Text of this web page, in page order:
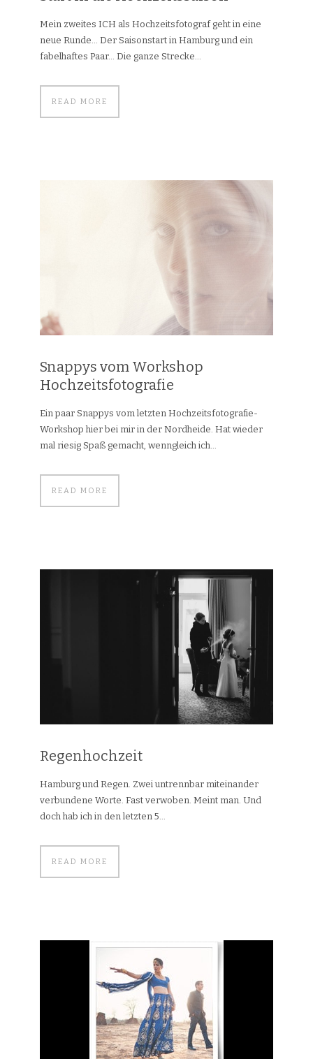
Mein zweites ICH als Hochzeitsfotograf geht in eine
neue Runde… Der Saisonstart in Hamburg und ein
fabelhaftes Paar… Die ganze Strecke...
READ MORE
Snappys vom Workshop
Hochzeitsfotografie
Ein paar Snappys vom letzten Hochzeitsfotografie-
Workshop hier bei mir in der Nordheide. Hat wieder
mal riesig Spaß gemacht, wenngleich ich...
READ MORE
Regenhochzeit
Hamburg und Regen. Zwei untrennbar miteinander
verbundene Worte. Fast verwoben. Meint man. Und
doch hab ich in den letzten 5...
READ MORE